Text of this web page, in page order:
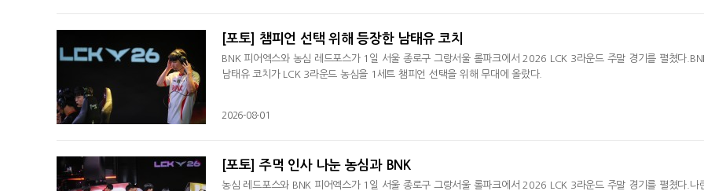
[포토] 챔피언 선택 위해 등장한 남태유 코치
BNK 피어엑스와 농심 레드포스가 1일 서울 종로구 그랑서울 롤파크에서 2026 LCK 3라운드 주말 경기를 펼쳤다
남태유 코치가 LCK 3라운드 농심을 1세트 챔피언 선택을 위해 무대에 올랐다.
2026-08-01
[포토] 주먹 인사 나눈 농심과 BNK
농심 레드포스와 BNK 피어엑스가 1일 서울 종로구 그랑서울 롤파크에서 2026 LCK 3라운드 주말 경기를 펼쳤다.나